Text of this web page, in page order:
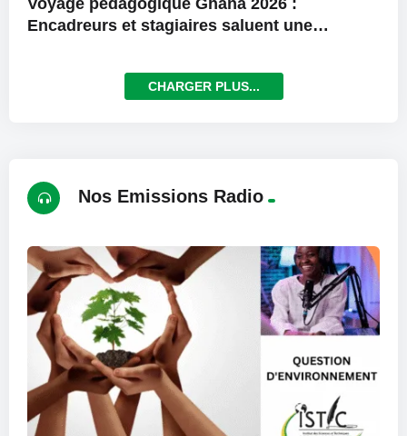
Encadreurs et stagiaires saluent une
CHARGER PLUS...
Nos Emissions Radio